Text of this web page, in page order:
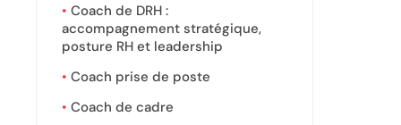
Coach de DRH :
accompagnement stratégique,
posture RH et leadership
Coach prise de poste
Coach de cadre